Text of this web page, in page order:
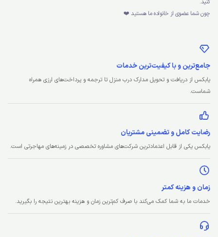
کنید.
چون شما عضوی از خانواده ما هستید ❤️
جامع‌ترین و با کیفیت‌ترین خدمات
یابکس از دریافت و تحویل مدارک درب منزل تا ترجمه و پرداخت‌های ارزی همراه
شماست.
رضایت کامل و تضمینی مشتریان
یابکس یکی از قابل اعتمادترین شرکت‌های مشاوره تخصصی در زمینه‌های مهاجرتی است.
زمان و هزینه کمتر
خدمات ما به شما کمک می‌کند با صرف کم‌ترین زمان و هزینه بهترین نتیجه را بگیرید.